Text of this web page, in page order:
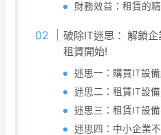
財務效益：租賃的
破除IT迷思： 解鎖
租賃開始!
迷思一：購買IT設
迷思二：租賃IT設
迷思三：租賃IT設
迷思四：中小企業